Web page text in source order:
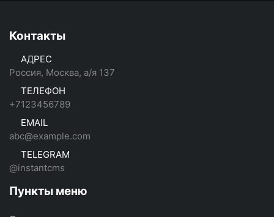
Контакты
АДРЕС
Россия, Москва, а/я 137
ТЕЛЕФОН
+7123456789
EMAIL
abc@example.com
TELEGRAM
@instantcms
Пункты меню